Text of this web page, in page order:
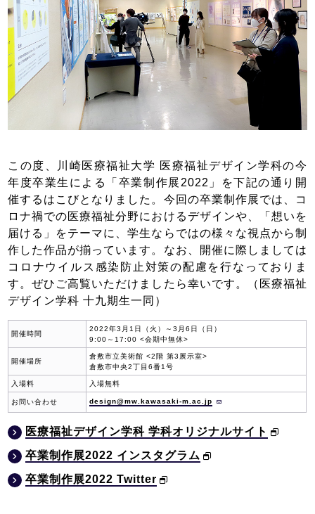
この度、川崎医療福祉大学 医療福祉デザイン学科の今
年度卒業生による「卒業制作展2022」を下記の通り開
催するはこびとなりました。今回の卒業制作展では、コ
ロナ禍での医療福祉分野におけるデザインや、「想いを
届ける」をテーマに、学生ならではの様々な視点から制
作した作品が揃っています。なお、開催に際しましては
コロナウイルス感染防止対策の配慮を行なっておりま
す。ぜひご高覧いただけましたら幸いです。（医療福祉
デザイン学科 十九期生一同）
開催時間
2022年3月1日（火）～3月6日（日）
9:00～17:00 <会期中無休>
開催場所
倉敷市立美術館 <2階 第3展示室>
倉敷市中央2丁目6番1号
入場料 入場無料
お問い合わせ design@mw.kawasaki-m.ac.jp
医療福祉デザイン学科 学科オリジナルサイト
卒業制作展2022 インスタグラム
卒業制作展2022 Twitter